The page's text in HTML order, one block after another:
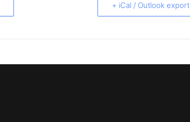
+ iCal / Outlook export